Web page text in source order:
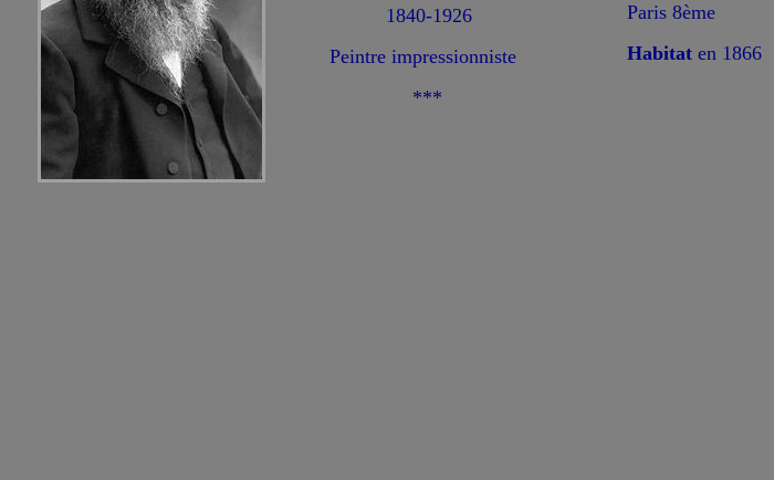
1840-1926
Peintre impressionniste
***
Paris 8ème
Habitat en 1866